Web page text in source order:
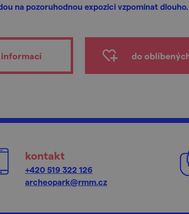
na pozoruhodnou expozici vzpomínat dlouho.
informací do
kontakt
+420 519 322 126
archeopark@rmm.cz